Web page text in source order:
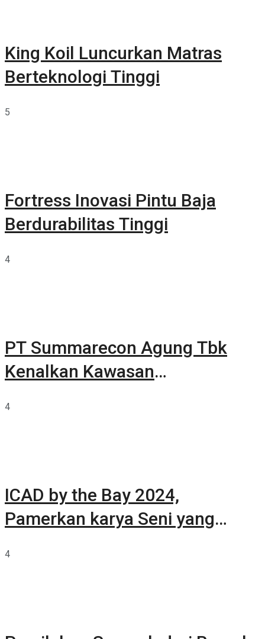
King Koil Luncurkan Matras
Berteknologi Tinggi
5
Fortress Inovasi Pintu Baja
Berdurabilitas Tinggi
4
PT Summarecon Agung Tbk
Kenalkan Kawasan
4
ICAD by the Bay 2024,
Pamerkan karya Seni yang
4